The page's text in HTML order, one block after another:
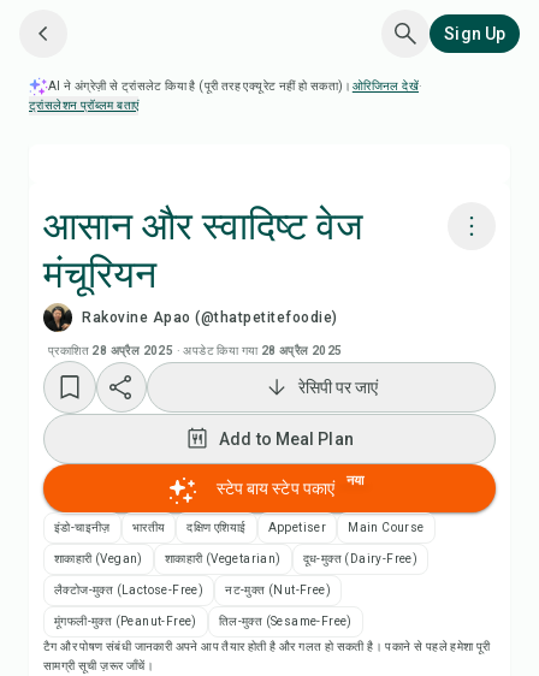
Sign Up
AI ने अंग्रेज़ी से ट्रांसलेट किया है (पूरी तरह एक्यूरेट नहीं हो सकता)। ओरिजिनल देखें·
ट्रांसलेशन प्रॉब्लम बताएं
आसान और स्वादिष्ट वेज
मंचूरियन
Rakovine Apao (@thatpetitefoodie)
प्रकाशित 28 अप्रैल 2025 ·अपडेट किया गया 28 अप्रैल 2025
रेसिपी वीडियो देखें
Add to Meal Plan
Add to Shopping List
रेसिपी पर जाएं
Add to Meal Plan
स्टेप बाय स्टेप पकाएं नया
इंडो-चाइनीज़ भारतीय दक्षिण एशियाई Appetiser Main Course
शाकाहारी (Vegan) शाकाहारी (Vegetarian) दूध-मुक्त (Dairy-Free)
लैक्टोज-मुक्त (Lactose-Free) नट-मुक्त (Nut-Free)
मूंगफली-मुक्त (Peanut-Free)
तिल-मुक्त (Sesame-Free)
टैग और पोषण संबंधी जानकारी अपने आप तैयार होती है और गलत हो सकती है। पकाने से पहले हमेशा पूरी
सामग्री सूची ज़रूर जाँचें।